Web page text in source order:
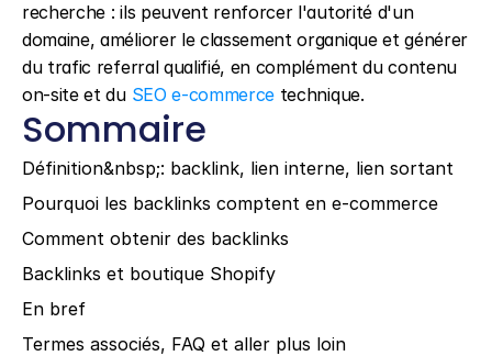
recherche : ils peuvent renforcer l'autorité d'un
domaine, améliorer le classement organique et générer
du trafic referral qualifié, en complément du contenu
on-site et du SEO e-commerce technique.
Sommaire
Définition&nbsp;: backlink, lien interne, lien sortant
Pourquoi les backlinks comptent en e-commerce
Comment obtenir des backlinks
Backlinks et boutique Shopify
En bref
Termes associés, FAQ et aller plus loin